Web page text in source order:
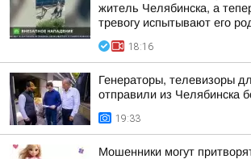
житель Челябинска, а
тревогу испытывают его
18:16
Генераторы, телевизоры
отправили из Челябинска
19:33
Мошенники могут